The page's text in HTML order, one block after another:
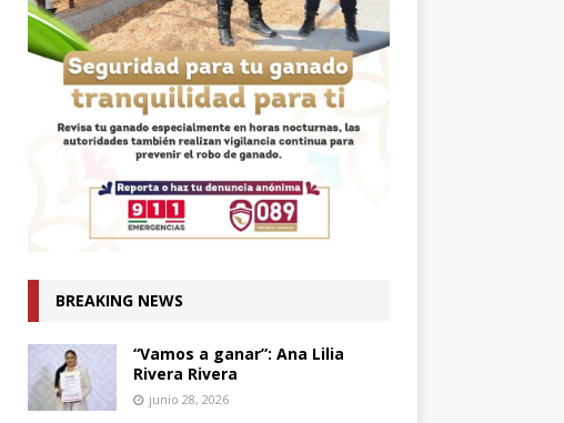
BREAKING NEWS
“Vamos a ganar”: Ana Lilia
Rivera Rivera
junio 28, 2026